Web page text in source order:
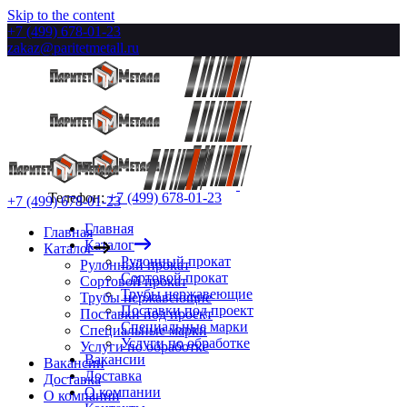
Skip to the content
+7 (499) 678-01-23
zakaz@paritetmetall.ru
Телефон:+7 (499) 678-01-23
Главная
Каталог
Рулонный прокат
Сортовой прокат
Трубы нержавеющие
Поставки под проект
Специальные марки
Услуги по обработке
Вакансии
Доставка
О компании
+7 (499) 678-01-23
Главная
Каталог
Рулонный прокат
Сортовой прокат
Трубы нержавеющие
Поставки под проект
Специальные марки
Услуги по обработке
Вакансии
Доставка
О компании